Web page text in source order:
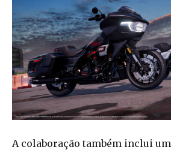
A colaboração também inclui